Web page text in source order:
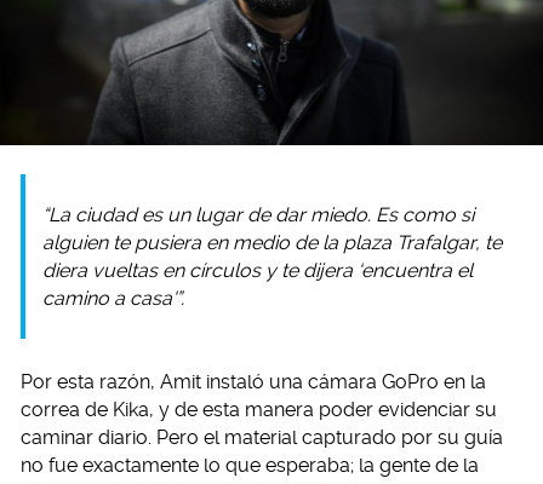
“La ciudad es un lugar de dar miedo. Es como si
alguien te pusiera en medio de la plaza Trafalgar, te
diera vueltas en círculos y te dijera ‘encuentra el
camino a casa'”.
Por esta razón, Amit instaló una cámara GoPro en la
correa de Kika, y de esta manera poder evidenciar su
caminar diario. Pero el material capturado por su guía
no fue exactamente lo que esperaba; la gente de la